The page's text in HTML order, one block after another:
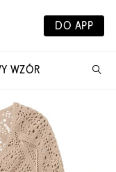
DO APP
WZÓR